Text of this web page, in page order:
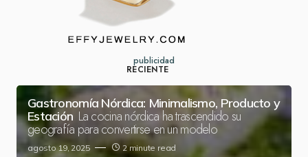
publicidad
RECIENTE
Gastronomía Nórdica: Minimalismo, Producto y
Estación La cocina nórdica ha trascendido su
geografía para convertirse en un modelo
agosto 19, 2025 2 minute read